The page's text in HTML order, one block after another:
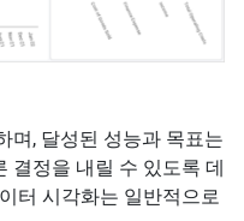
며, 달성된 성능과 목표는
결정을 내릴 수 있도록 데
터 시각화는 일반적으로